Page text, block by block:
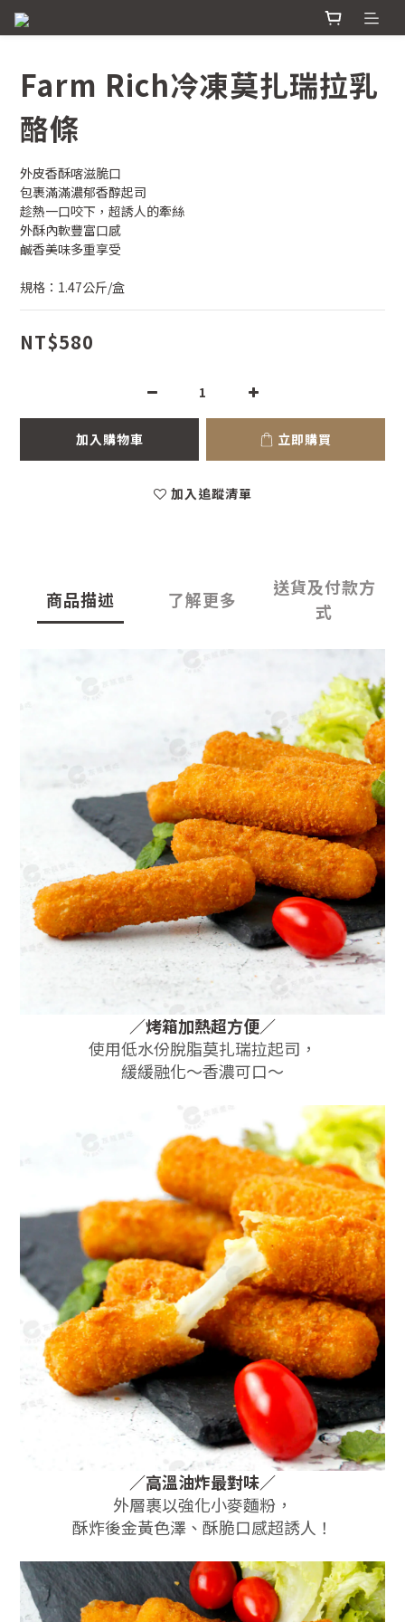
Farm Rich冷凍莫扎瑞拉乳
酪條
外皮香酥喀滋脆口
包裹滿滿濃郁香醇起司
趁熱一口咬下，超誘人的牽絲
外酥內軟豐富口感
鹹香美味多重享受
規格：1.47公斤/盒
NT$580
加入購物車 立即購買
加入追蹤清單
商品描述 了解更多
送貨及付款方
式
／烤箱加熱超方便／
使用低水份脫脂莫扎瑞拉起司，
緩緩融化～香濃可口～
／高溫油炸最對味／
外層裹以強化小麥麵粉，
酥炸後金黃色澤、酥脆口感超誘人！